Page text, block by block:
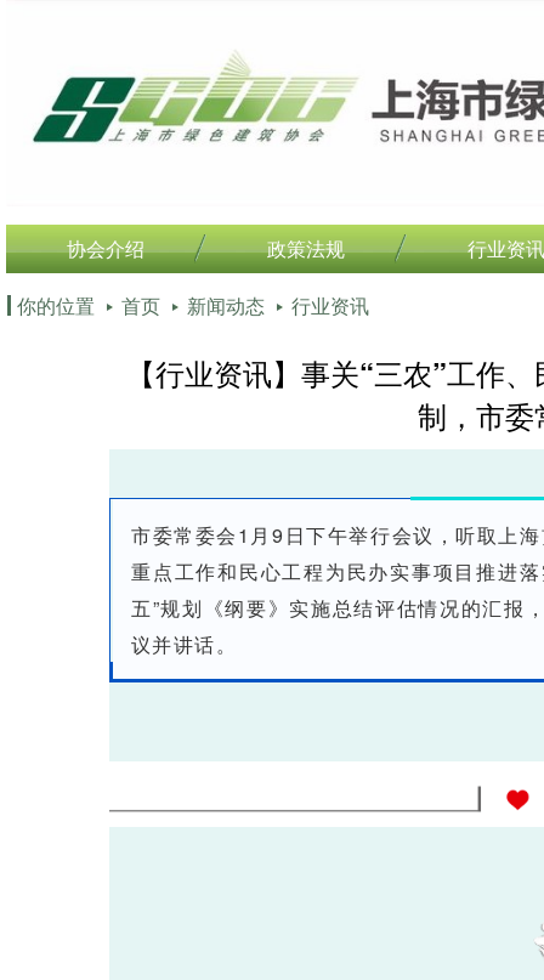
协会介绍 政策法规 行业资
你的位置 首页 新闻动态 行业资讯
【行业资讯】事关“三农”工作
制，市
市委常委会1月9日下午举行会议，听取上
重点工作和民心工程为民办实事项目推进
五”规划《纲要》实施总结评估情况的汇报
议并讲话。